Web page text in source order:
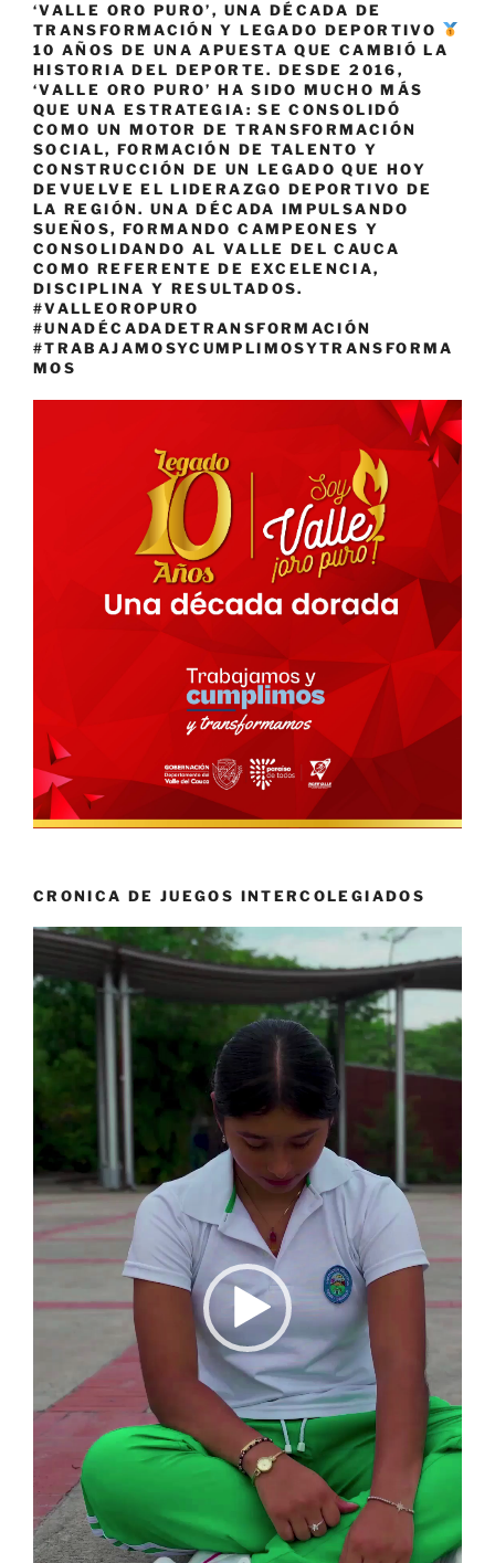
‘VALLE ORO PURO’, UNA DÉCADA DE
TRANSFORMACIÓN Y LEGADO DEPORTIVO
10 AÑOS DE UNA APUESTA QUE CAMBIÓ LA
HISTORIA DEL DEPORTE. DESDE 2016,
‘VALLE ORO PURO’ HA SIDO MUCHO MÁS
QUE UNA ESTRATEGIA: SE CONSOLIDÓ
COMO UN MOTOR DE TRANSFORMACIÓN
SOCIAL, FORMACIÓN DE TALENTO Y
CONSTRUCCIÓN DE UN LEGADO QUE HOY
DEVUELVE EL LIDERAZGO DEPORTIVO DE
LA REGIÓN. UNA DÉCADA IMPULSANDO
SUEÑOS, FORMANDO CAMPEONES Y
CONSOLIDANDO AL VALLE DEL CAUCA
COMO REFERENTE DE EXCELENCIA,
DISCIPLINA Y RESULTADOS.
#VALLEOROPURO
#UNADÉCADADETRANSFORMACIÓN
#TRABAJAMOSYCUMPLIMOSYTRANSFORMA
MOS
CRONICA DE JUEGOS INTERCOLEGIADOS
Reproductor
vídeo